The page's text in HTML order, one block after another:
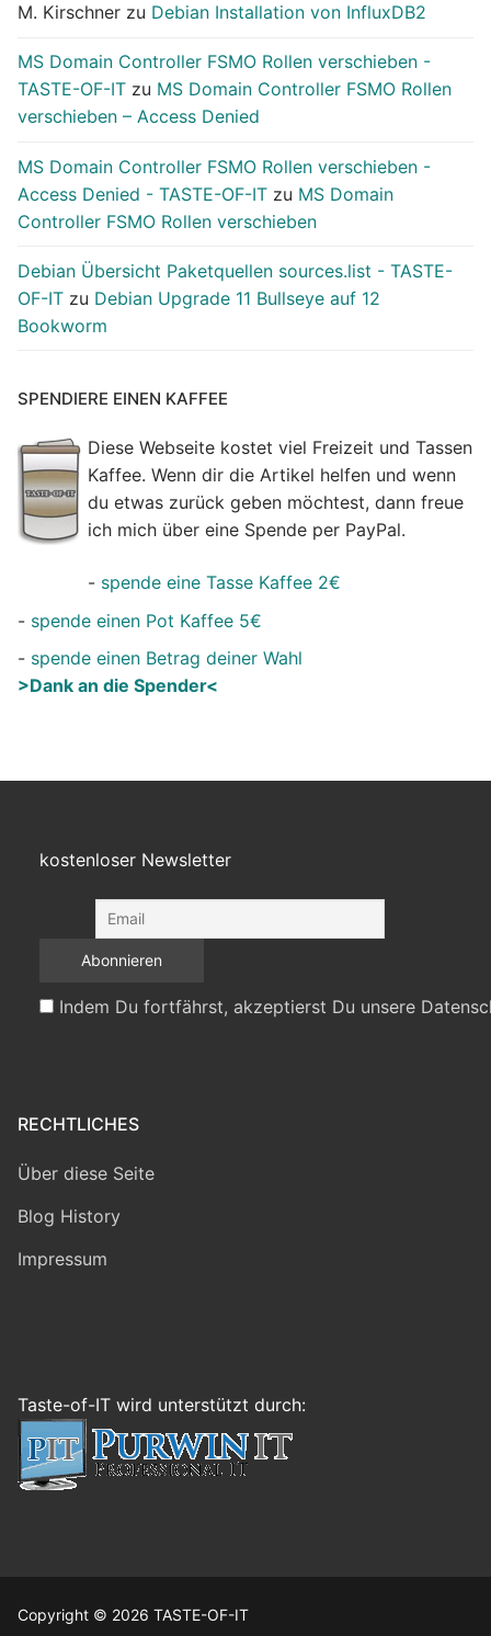
M. Kirschner zu Debian Installation von InfluxDB2
MS Domain Controller FSMO Rollen verschieben -
TASTE-OF-IT zu MS Domain Controller FSMO Rollen
verschieben – Access Denied
MS Domain Controller FSMO Rollen verschieben -
Access Denied - TASTE-OF-IT zu MS Domain
Controller FSMO Rollen verschieben
Debian Übersicht Paketquellen sources.list - TASTE-
OF-IT zu Debian Upgrade 11 Bullseye auf 12
Bookworm
SPENDIERE EINEN KAFFEE
Diese Webseite kostet viel Freizeit und Tassen
Kaffee. Wenn dir die Artikel helfen und wenn
du etwas zurück geben möchtest, dann freue
ich mich über eine Spende per PayPal.
- spende eine Tasse Kaffee 2€
- spende einen Pot Kaffee 5€
- spende einen Betrag deiner Wahl
>Dank an die Spender<
kostenloser Newsletter
Indem Du fortfährst, akzeptierst Du unsere
RECHTLICHES
Über diese Seite
Blog History
Impressum
Taste-of-IT wird unterstützt durch:
Copyright © 2026 TASTE-OF-IT